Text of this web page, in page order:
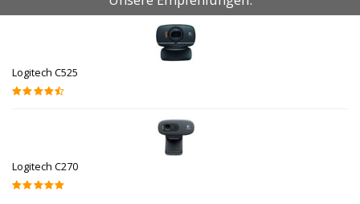
Logitech C525
Logitech C270